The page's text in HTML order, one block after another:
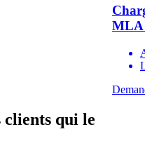
MLA
clients qui le